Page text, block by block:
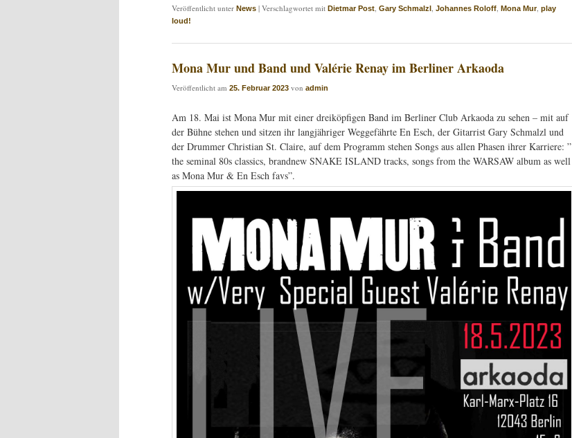
Veröffentlicht unter News | Verschlagwortet mit Dietmar Post Gary Schmalzl Johannes Roloff Mona Mur, play
loud!
Mona Mur und Band und Valérie Renay im Berliner Arkaoda
Veröffentlicht am 25. Februar 2023 von admin
Am 18. Mai ist Mona Mur mit einer dreiköpfigen Band im Berliner Club Arkaoda zu sehen – mit auf
der Bühne stehen und sitzen ihr langjähriger Weggefährte En Esch, der Gitarrist Gary Schmalzl und
der Drummer Christian St. Claire, auf dem Programm stehen Songs aus allen Phasen ihrer Karriere: ”
the seminal 80s classics, brandnew SNAKE ISLAND tracks, songs from the WARSAW album as well
as Mona Mur & En Esch favs”.